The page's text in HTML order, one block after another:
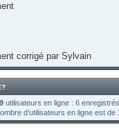
corrigé par Sylvain
utilisateurs en ligne : 6
d’utilisateurs en ligne est de